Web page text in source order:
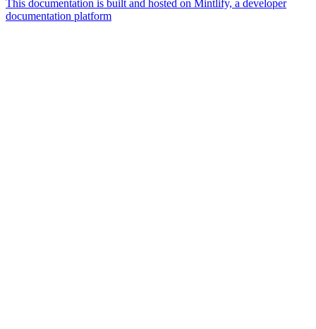
This documentation is built and hosted on Mintlify, a developer
documentation platform